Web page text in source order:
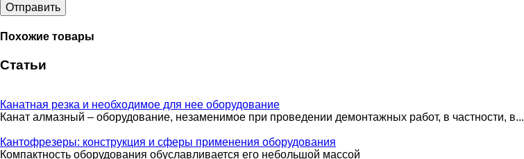
Отправить
Похожие товары
Статьи
Канатная резка и необходимое для нее оборудование
Канат алмазный – оборудование, незаменимое при проведении демонтажных работ, в частности, в...
Кантофрезеры: конструкция и сферы применения оборудования
Компактность оборудования обуславливается его небольшой массой